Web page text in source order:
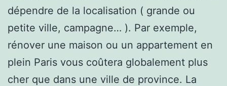
dépendre de la localisation ( grande ou
petite ville, campagne… ). Par exemple,
rénover une maison ou un appartement en
plein Paris vous coûtera globalement plus
cher que dans une ville de province. La